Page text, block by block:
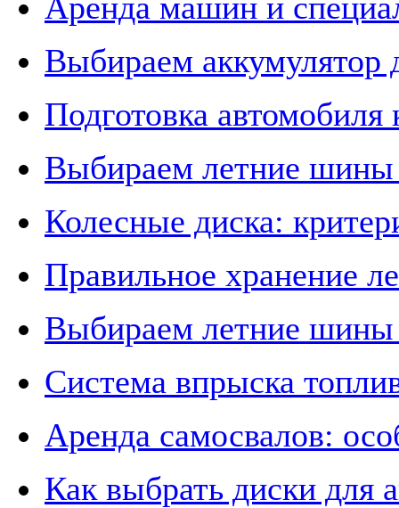
Выбираем аккумулятор
Подготовка автомобиля
Выбираем летние шины
Колесные диска:
Правильное хранение
Выбираем летние шины
Система впрыска
Аренда самосвалов:
Как выбрать диски для